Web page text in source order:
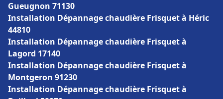
Gueugnon 71130
Installation Dépannage chaudière Frisquet à Héric
44810
Installation Dépannage chaudière Frisquet à
Lagord 17140
Installation Dépannage chaudière Frisquet à
Montgeron 91230
Installation Dépannage chaudière Frisquet à